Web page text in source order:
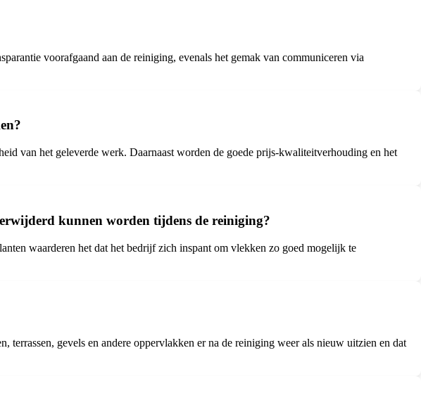
voorafgaand aan de reiniging, evenals het gemak van communiceren via
van het geleverde werk. Daarnaast worden de goede prijs-kwaliteitverhouding en het
kunnen worden tijdens de reiniging?
waarderen het dat het bedrijf zich inspant om vlekken zo goed mogelijk te
gevels en andere oppervlakken er na de reiniging weer als nieuw uitzien en dat